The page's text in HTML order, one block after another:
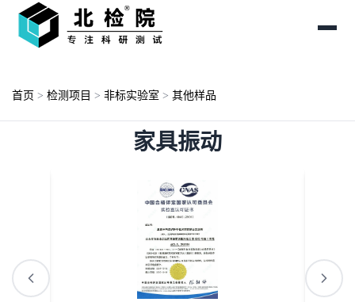
首页 > 检测项目 > 非标实验室 > 其他样品
家具振动